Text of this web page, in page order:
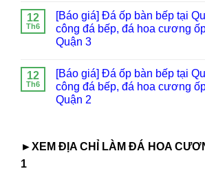
12
Th6
[Báo giá] Đá ốp bàn bếp tại
công đá bếp, đá hoa cương
Quận 3
12
Th6
[Báo giá] Đá ốp bàn bếp tại
công đá bếp, đá hoa cương
Quận 2
►XEM ĐỊA CHỈ LÀM ĐÁ HOA
1